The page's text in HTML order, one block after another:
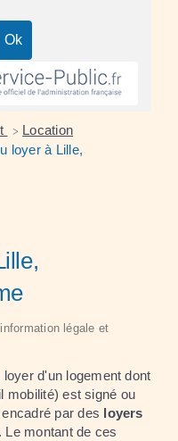
> Location
loyer à Lille,
légale et
d'un logement dont
mobilité) est signé ou
par des loyers
Le montant de ces